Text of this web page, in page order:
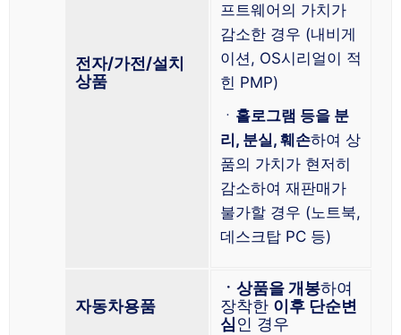
전자/가전/설치
상품
프트웨어의 가치가
감소한 경우 (내비게
이션, OS시리얼이 적
힌 PMP)
ㆍ 홀로그램 등을 분
리, 분실, 훼손하여 상
품의 가치가 현저히
감소하여 재판매가
불가할 경우 (노트북,
데스크탑 PC 등)
자동차용품
ㆍ상품을 개봉하여
장착한 이후 단순변
심인 경우